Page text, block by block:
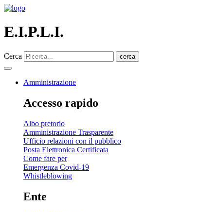
E.I.P.L.I.
Cerca cerca
Amministrazione
Accesso rapido
Albo pretorio
Amministrazione Trasparente
Ufficio relazioni con il pubblico
Posta Elettronica Certificata
Come fare per
Emergenza Covid-19
Whistleblowing
Ente